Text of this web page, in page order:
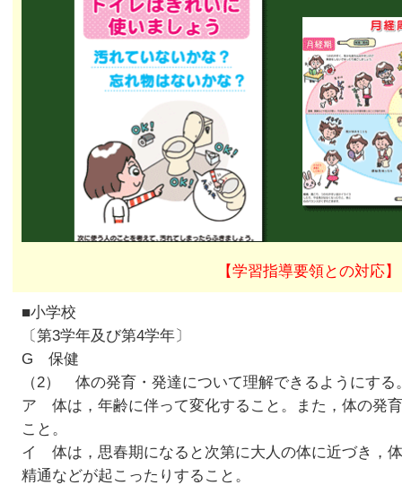
【学習指導要領との対応】
■小学校
〔第3学年及び第4学年〕
G 保健
（2） 体の発育・発達について理解できるようにする
ア 体は，年齢に伴って変化すること。また，体の発
こと。
イ 体は，思春期になると次第に大人の体に近づき，
精通などが起こったりすること。